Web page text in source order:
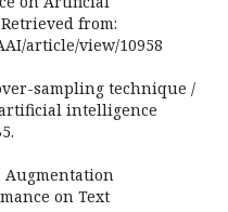
from:
article/view/10958
sampling technique /
artificial intelligence
Augmentation
on Text